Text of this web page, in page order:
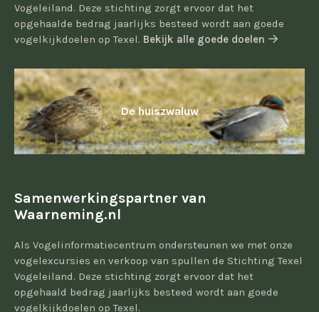
Vogeleiland. Deze stichting zorgt ervoor dat het
opgehaalde bedrag jaarlijks besteed wordt aan goede
vogelkijkdoelen op Texel. Bekijk alle goede doelen
De huiszwaluw
Samenwerkingspartner van
Waarneming.nl
Als Vogelinformatiecentrum ondersteunen we met onze
vogelexcursies en verkoop van spullen de Stichting Texel
Vogeleiland. Deze stichting zorgt ervoor dat het
opgehaald bedrag jaarlijks besteed wordt aan goede
vogelkijkdoelen op Texel.